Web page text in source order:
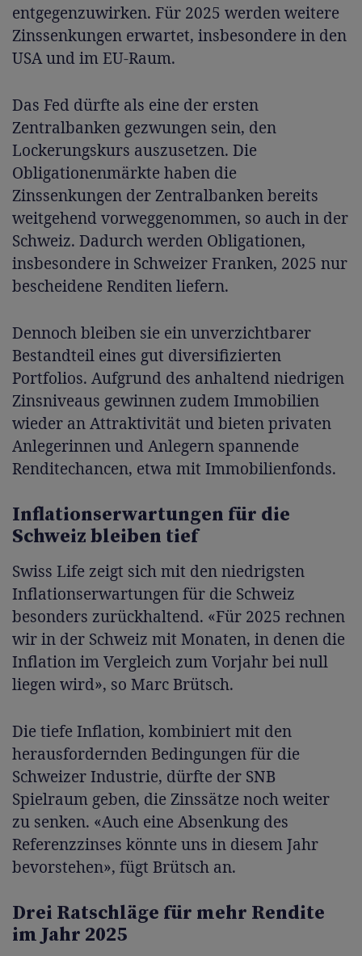
entgegenzuwirken. Für 2025 werden weitere
Zinssenkungen erwartet, insbesondere in den
USA und im EU-Raum.
Das Fed dürfte als eine der ersten
Zentralbanken gezwungen sein, den
Lockerungskurs auszusetzen. Die
Obligationenmärkte haben die
Zinssenkungen der Zentralbanken bereits
weitgehend vorweggenommen, so auch in der
Schweiz. Dadurch werden Obligationen,
insbesondere in Schweizer Franken, 2025 nur
bescheidene Renditen liefern.
Dennoch bleiben sie ein unverzichtbarer
Bestandteil eines gut diversifizierten
Portfolios. Aufgrund des anhaltend niedrigen
Zinsniveaus gewinnen zudem Immobilien
wieder an Attraktivität und bieten privaten
Anlegerinnen und Anlegern spannende
Renditechancen, etwa mit Immobilienfonds.
Inflationserwartungen für die
Schweiz bleiben tief
Swiss Life zeigt sich mit den niedrigsten
Inflationserwartungen für die Schweiz
besonders zurückhaltend. «Für 2025 rechnen
wir in der Schweiz mit Monaten, in denen die
Inflation im Vergleich zum Vorjahr bei null
liegen wird», so Marc Brütsch.
Die tiefe Inflation, kombiniert mit den
herausfordernden Bedingungen für die
Schweizer Industrie, dürfte der SNB
Spielraum geben, die Zinssätze noch weiter
zu senken. «Auch eine Absenkung des
Referenzzinses könnte uns in diesem Jahr
bevorstehen», fügt Brütsch an.
Drei Ratschläge für mehr Rendite
im Jahr 2025